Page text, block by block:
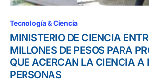
Tecnología & Ciencia
MINISTERIO DE CIENCIA
MILLONES DE PESOS PARA
QUE ACERCAN LA CIENCIA A
PERSONAS